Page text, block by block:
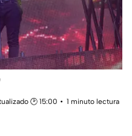
🕑 15:00
1 minuto lectura